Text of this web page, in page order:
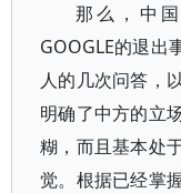
那么，中
GOOGLE的退出
人的几次问答，
明确了中方的立
糊，而且基本处
觉。根据已经掌